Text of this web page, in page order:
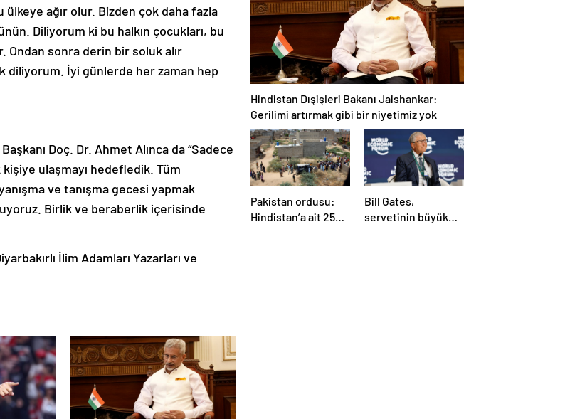
ülkeye ağır olur. Bizden çok daha fazla
Diliyorum ki bu halkın çocukları, bu
Ondan sonra derin bir soluk alır
diliyorum. İyi günlerde her zaman hep
Doç. Dr. Ahmet Alınca da “Sadece
kişiye ulaşmayı hedefledik. Tüm
ve tanışma gecesi yapmak
Birlik ve beraberlik içerisinde
İlim Adamları Yazarları ve
Hindistan Dışişleri Bakanı Jaishankar:
Gerilimi artırmak gibi bir niyetimiz yok
Pakistan ordusu:
Hindistan’a ait 25
Bill Gates,
servetinin büyük